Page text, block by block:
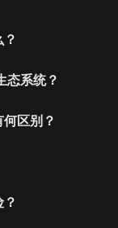
态系统？
区别？